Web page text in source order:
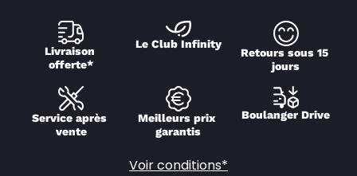
Livraison
offerte*
Le Club Infinity
Retours sous 15
jours
Service après
vente
Meilleurs prix
garantis
Boulanger Drive
Voir conditions*